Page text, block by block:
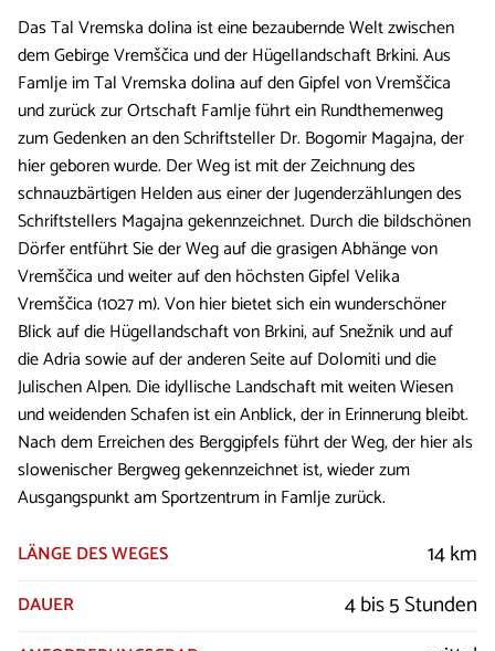
Das Tal Vremska dolina ist eine bezaubernde Welt zwischen
dem Gebirge Vremščica und der Hügellandschaft Brkini. Aus
Famlje im Tal Vremska dolina auf den Gipfel von Vremščica
und zurück zur Ortschaft Famlje führt ein Rundthemenweg
zum Gedenken an den Schriftsteller Dr. Bogomir Magajna, der
hier geboren wurde. Der Weg ist mit der Zeichnung des
schnauzbärtigen Helden aus einer der Jugenderzählungen des
Schriftstellers Magajna gekennzeichnet. Durch die bildschönen
Dörfer entführt Sie der Weg auf die grasigen Abhänge von
Vremščica und weiter auf den höchsten Gipfel Velika
Vremščica (1027 m). Von hier bietet sich ein wunderschöner
Blick auf die Hügellandschaft von Brkini, auf Snežnik und auf
die Adria sowie auf der anderen Seite auf Dolomiti und die
Julischen Alpen. Die idyllische Landschaft mit weiten Wiesen
und weidenden Schafen ist ein Anblick, der in Erinnerung bleibt.
Nach dem Erreichen des Berggipfels führt der Weg, der hier als
slowenischer Bergweg gekennzeichnet ist, wieder zum
Ausgangspunkt am Sportzentrum in Famlje zurück.
LÄNGE DES WEGES
14 km
DAUER 4 bis 5 Stunden